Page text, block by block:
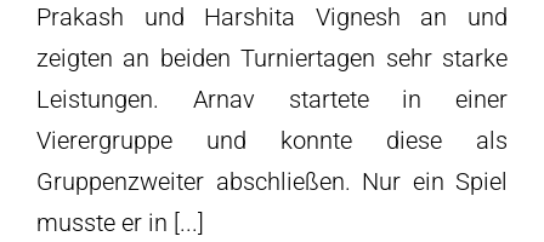
Prakash und Harshita Vignesh an und
zeigten an beiden Turniertagen sehr starke
Leistungen. Arnav startete in einer
Vierergruppe und konnte diese als
Gruppenzweiter abschließen. Nur ein Spiel
musste er in [...]